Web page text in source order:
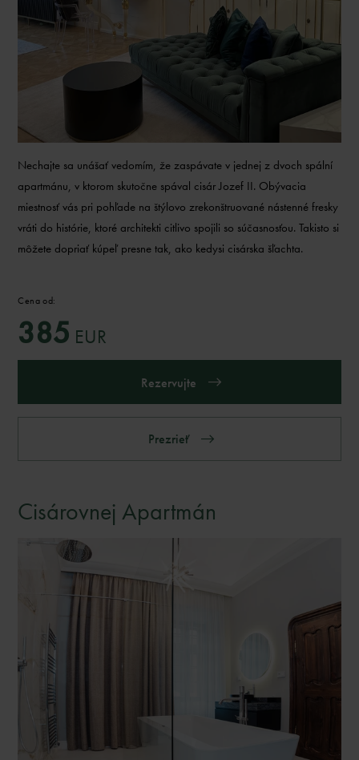
Nechajte sa unášať vedomím, že zaspávate v jednej z dvoch spální
apartmánu, v ktorom skutočne spával cisár Jozef II. Obývacia
miestnosť vás pri pohľade na štýlovo zrekonštruované nástenné fresky
vráti do histórie, ktoré architekti citlivo spojili so súčasnosťou. Takisto si
môžete dopriať kúpeľ presne tak, ako kedysi cisárska šľachta.
Cena od:
385 EUR
Rezervujte
Prezrieť
Cisárovnej Apartmán